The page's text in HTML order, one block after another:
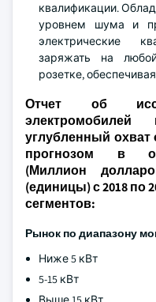
квалификации.
уровнем шума и
электрические
заряжать на
розетке,
Отчет об
углубленный охват
прогнозом в
(Миллион
(единицы) с 2018 по
сегментов:
Рынок по диапазону
Ниже 5 кВт
5-15 кВт